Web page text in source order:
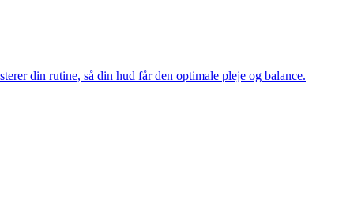
din rutine, så din hud får den optimale pleje og balance.